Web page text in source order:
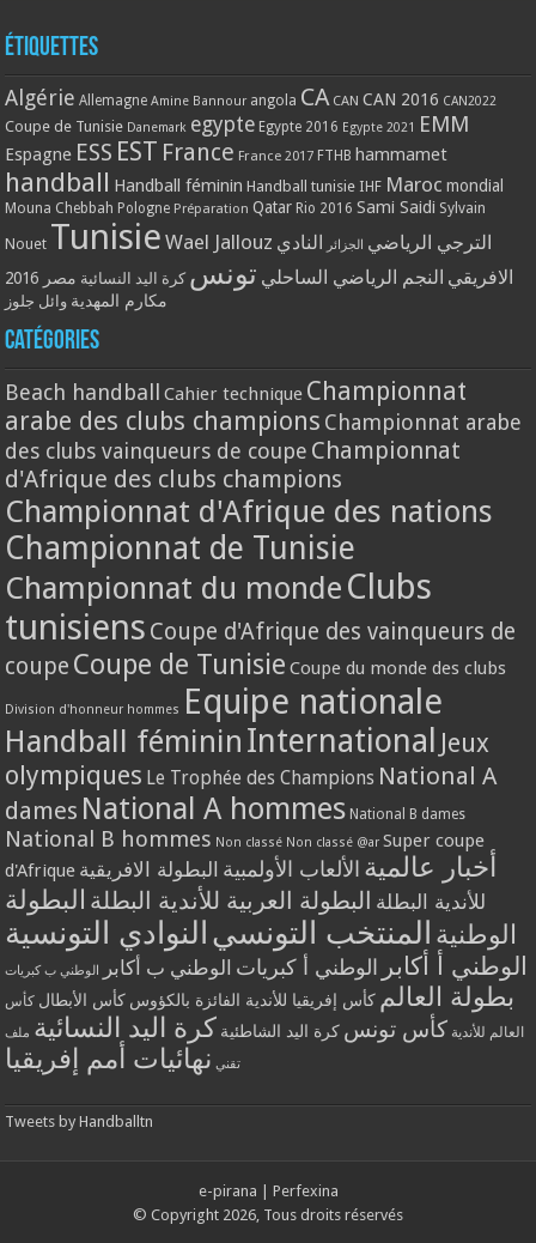
Étiquettes
Algérie Allemagne Amine Bannour angola CA CAN CAN 2016 CAN2022
Coupe de Tunisie Danemark egypte Egypte 2016 Egypte 2021 EMM
Espagne ESS EST France France 2017 FTHB hammamet
handball Handball féminin Handball tunisie IHF Maroc mondial
Mouna Chebbah Pologne Préparation Qatar Rio 2016 Sami Saidi Sylvain
Nouet Tunisie Wael Jallouz الترجي الرياضي الجزائر النادي
الافريقي النجم الرياضي الساحلي تونس كرة اليد النسائية مصر 2016
مكارم المهدية وائل جلوز
Catégories
Beach handball Cahier technique Championnat
arabe des clubs champions Championnat arabe
des clubs vainqueurs de coupe Championnat
d'Afrique des clubs champions
Championnat d'Afrique des nations
Championnat de Tunisie
Championnat du monde Clubs
tunisiens Coupe d'Afrique des vainqueurs de
coupe Coupe de Tunisie Coupe du monde des clubs
Division d'honneur hommes Equipe nationale
Handball féminin International Jeux
olympiques Le Trophée des Champions National A
dames National A hommes National B dames
National B hommes Non classé Non classé @ar Super coupe
d'Afrique
أخبار عالمية الألعاب الأولمبية البطولة الافريقية
للأندية البطلة البطولة العربية للأندية البطلة البطولة
الوطنية المنتخب التونسي النوادي التونسية
الوطني أ أكابر الوطني أ كبريات الوطني ب أكابر الوطني ب كبريات
بطولة العالم كأس إفريقيا للأندية الفائزة بالكؤوس كأس الأبطال كأس
العالم للأندية كأس تونس كرة اليد الشاطئية كرة اليد النسائية ملف
تقني نهائيات أمم إفريقيا
Tweets by Handballtn
e-pirana
Perfexina
© Copyright 2026, Tous droits réservés